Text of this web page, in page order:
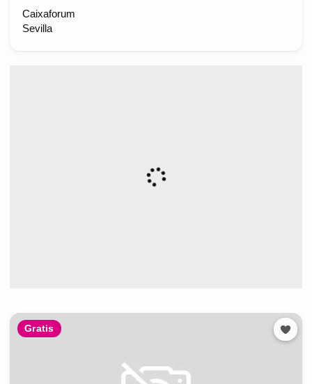
Caixaforum
Sevilla
Gratis